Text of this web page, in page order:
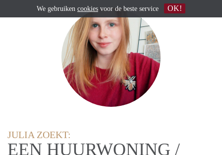
JULIA ZOEKT:
EEN HUURWONING /
We gebruiken cookies voor de beste service OK!